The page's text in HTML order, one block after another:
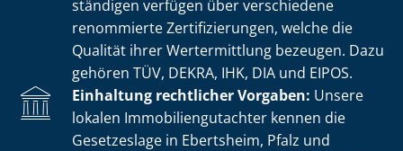
stän­di­gen verfügen über verschiedene
renommierte Zer­ti­fi­zie­run­gen, welche die
Qualität ihrer Wertermittlung bezeugen. Dazu
gehören TÜV, DEKRA, IHK, DIA und EIPOS.
Einhaltung rechtlicher Vorgaben: Unsere
lokalen Im­mo­bi­li­en­gut­ach­ter kennen die
Gesetzeslage in Ebertsheim, Pfalz und